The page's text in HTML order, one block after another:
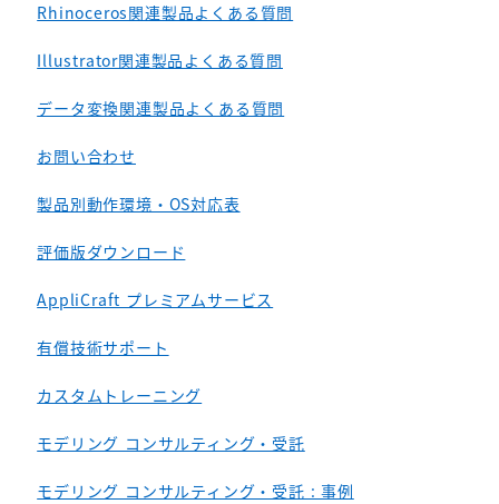
Rhinoceros関連製品よくある質問
Illustrator関連製品よくある質問
データ変換関連製品よくある質問
お問い合わせ
製品別動作環境・OS対応表
評価版ダウンロード
AppliCraft プレミアムサービス
有償技術サポート
カスタムトレーニング
モデリング コンサルティング・受託
モデリング コンサルティング・受託 : 事例